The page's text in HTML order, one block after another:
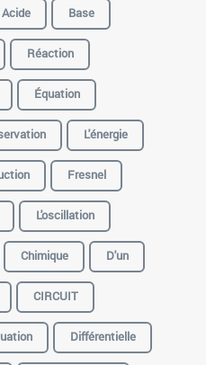
Acide
Base
Réaction
Équation
L'énergie
Fresnel
L'oscillation
Chimique
D'un
CIRCUIT
Différentielle